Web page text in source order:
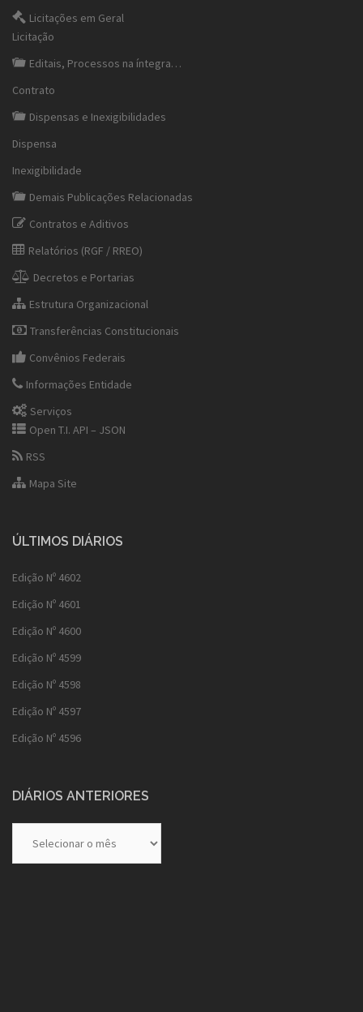
Licitações em Geral
Licitação
Editais, Processos na íntegra…
Contrato
Dispensas e Inexigibilidades
Dispensa
Inexigibilidade
Demais Publicações Relacionadas
Contratos e Aditivos
Relatórios (RGF / RREO)
Decretos e Portarias
Estrutura Organizacional
Transferências Constitucionais
Convênios Federais
Informações Entidade
Serviços
Open T.I. API – JSON
RSS
Mapa Site
ÚLTIMOS DIÁRIOS
Edição Nº 4602
Edição Nº 4601
Edição Nº 4600
Edição Nº 4599
Edição Nº 4598
Edição Nº 4597
Edição Nº 4596
DIÁRIOS ANTERIORES
Anteriores